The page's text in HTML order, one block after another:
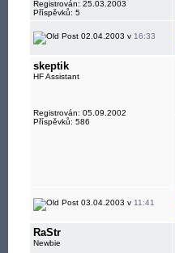
Registrován: 25.03.2003
Příspěvků: 5
02.04.2003 v 16:33
skeptik
HF Assistant
Registrován: 05.09.2002
Příspěvků: 586
03.04.2003 v 11:41
RaStr
Newbie